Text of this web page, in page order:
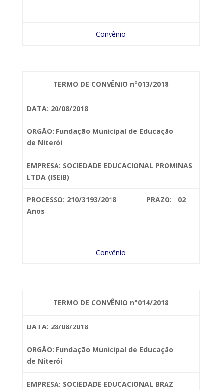
Convênio
TERMO DE CONVÊNIO n°013/2018
DATA: 20/08/2018
ORGÃO: Fundação Municipal de Educação
de Niterói
EMPRESA: SOCIEDADE EDUCACIONAL PROMINAS
LTDA (ISEIB)
PROCESSO: 210/3193/2018 PRAZO: 02
Anos
Convênio
TERMO DE CONVÊNIO n°014/2018
DATA: 28/08/2018
ORGÃO: Fundação Municipal de Educação
de Niterói
EMPRESA: SOCIEDADE EDUCACIONAL BRAZ